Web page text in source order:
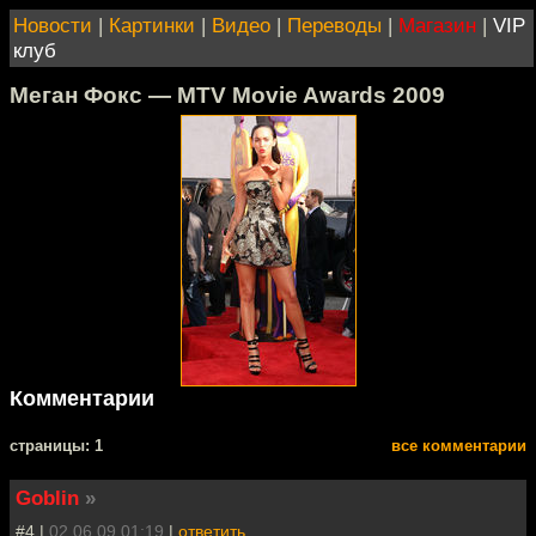
Новости | Картинки | Видео | Переводы | Магазин | VIP
клуб
Меган Фокс — MTV Movie Awards 2009
Комментарии
cтраницы: 1 все комментарии
Goblin »
#4 | 02.06.09 01:19 | ответить